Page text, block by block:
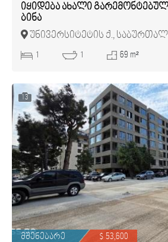
იყიდება ახალი
ბინა
უნივერსიტეტის ქ.,
1 1 69 m²
13
მშენებარე $ 53,600